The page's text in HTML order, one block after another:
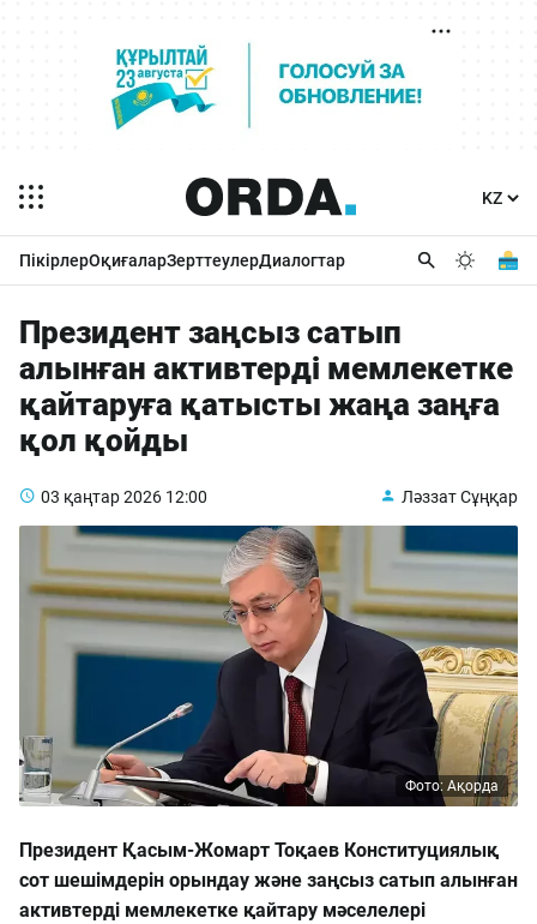
ПікірлерОқиғаларЗерттеулерДиалогтар
Президент заңсыз сатып
алынған активтерді мемлекетке
қайтаруға қатысты жаңа заңға
қол қойды
03 қаңтар 2026 12:00 Ләззат Сұңқар
Фото: Ақорда
Президент Қасым-Жомарт Тоқаев Конституциялық
сот шешімдерін орындау және заңсыз сатып алынған
активтерді мемлекетке қайтару мәселелері